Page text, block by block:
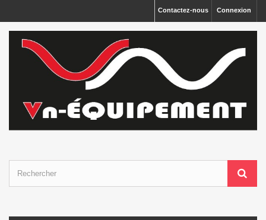
Connexion
Contactez-nous